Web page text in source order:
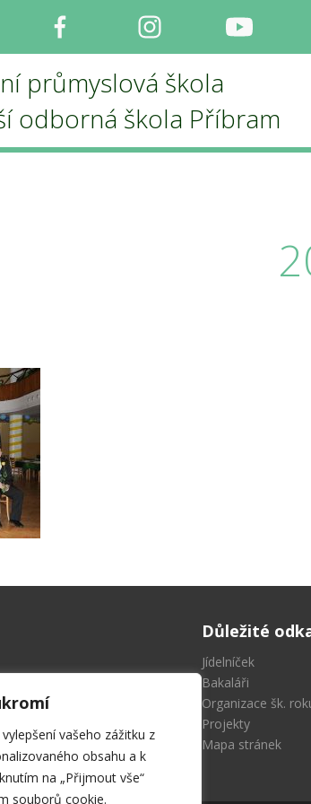
vašeho zážitku z
obsahu a k
na „Přijmout vše“
souborů cookie.
Youtube
průmyslová škola
odborná škola Příbram
Důležité
Jídelníček
Bakaláři
Organizace šk.
Projekty
Mapa stránek